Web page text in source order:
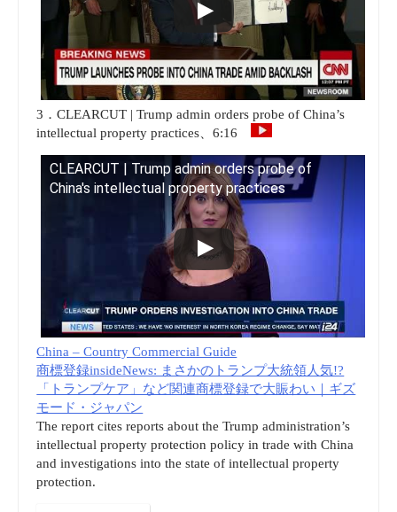
3．CLEARCUT | Trump admin orders probe of China’s
intellectual property practices、6:16
CLEARCUT | Trump admin orders probe of
China's intellectual property practices
China – Country Commercial Guide
商標登録insideNews: まさかのトランプ大統領人気!?
「トランプケア」など関連商標登録で大賑わい｜ギズ
モード・ジャパン
The report cites reports about the Trump administration’s
intellectual property protection policy in trade with China
and investigations into the state of intellectual property
protection.